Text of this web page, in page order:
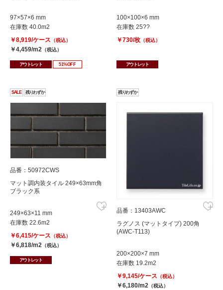
97×57×6 mm
在庫数 40.0m2
￥8,919/ケース （税込）
￥4,459/m2 （税込）
アウトレット 51%OFF
100×100×6 mm
在庫数 25??
￥730/枚 （税込）
アウトレット
SALE 残りわずか
品番：50972CWS
マット調内装タイル 249×63mm角
ブラック系
249×63×11 mm
在庫数 22.6m2
￥6,415/ケース （税込）
￥6,818/m2 （税込）
アウトレット
残りわずか
品番：13403AWC
ラグノス (マットタイプ) 200角
(AWC-T113)
200×200×7 mm
在庫数 19.2m2
￥9,145/ケース （税込）
￥6,180/m2 （税込）